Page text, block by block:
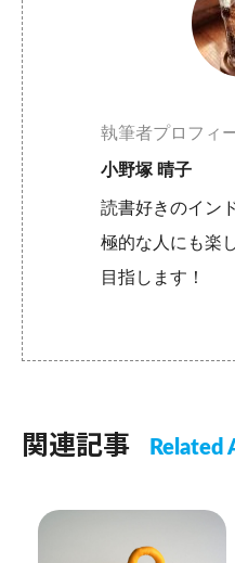
執筆者プロフィ
小野塚 晴子
読書好きのイン
極的な人にも楽
目指します！
関連記事 Related